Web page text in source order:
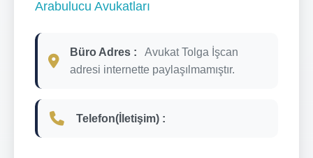
Arabulucu Avukatları
Büro Adres :
Avukat Tolga İşcan
adresi internette paylaşılmamıştır.
Telefon(İletişim) :